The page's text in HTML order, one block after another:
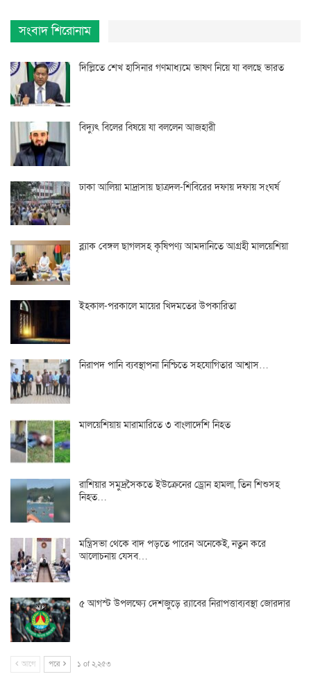
সংবাদ শিরোনাম
দিল্লিতে শেখ হাসিনার গণমাধ্যমে ভাষণ নিয়ে যা বলছে ভারত
বিদ্যুৎ বিলের বিষয়ে যা বললেন আজহারী
ঢাকা আলিয়া মাদ্রাসায় ছাত্রদল-শিবিরের দফায় দফায় সংঘর্ষ
ব্ল্যাক বেঙ্গল ছাগলসহ কৃষিপণ্য আমদানিতে আগ্রহী মালয়েশিয়া
ইহকাল-পরকালে মায়ের খিদমতের উপকারিতা
নিরাপদ পানি ব্যবস্থাপনা নিশ্চিতে সহযোগিতার আশ্বাস…
মালয়েশিয়ায় মারামারিতে ৩ বাংলাদেশি নিহত
রাশিয়ার সমুদ্রসৈকতে ইউক্রেনের ড্রোন হামলা, তিন শিশুসহ
নিহত…
মন্ত্রিসভা থেকে বাদ পড়তে পারেন অনেকেই, নতুন করে
আলোচনায় যেসব…
৫ আগস্ট উপলক্ষ্যে দেশজুড়ে র‌্যাবের নিরাপত্তাব্যবস্থা জোরদার
আগে পরে ১ of ২,২৫৩